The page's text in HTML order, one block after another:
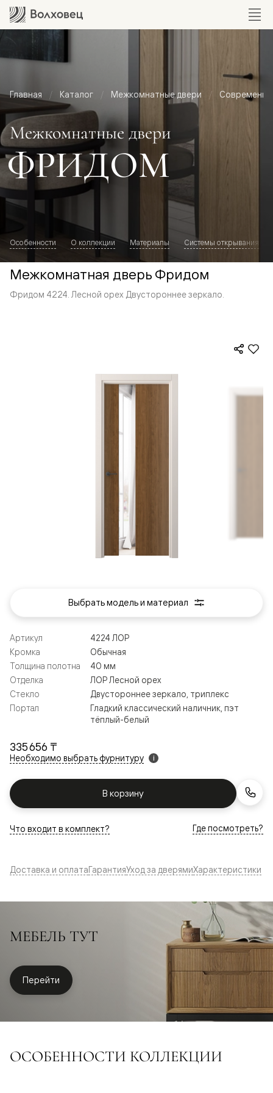
Главная Каталог Межкомнатные двери
Межкомнатные двери
ФРИДОМ
Особенности О коллекции Материалы Системы открывания
Межкомнатная дверь Фридом
Фридом 4224. Лесной орех Двустороннее зеркало.
335 656 ₸
Необходимо выбрать фурнитуру i
В корзину
Артикул
4224 ЛОР
Кромка
Обычная
Толщина полотна
40 мм
Отделка
ЛОР Лесной орех
Стекло
Двустороннее зеркало, триплекс
Портал
Гладкий классический наличник, пэт
тёплый-белый
Что входит в комплект? Где посмотреть?
Выбрать модель и материал
Доставка и оплатаГарантияУход за дверямиХарактеристики
МЕБЕЛЬ ТУТ
Перейти
ОСОБЕННОСТИ КОЛЛЕКЦИИ